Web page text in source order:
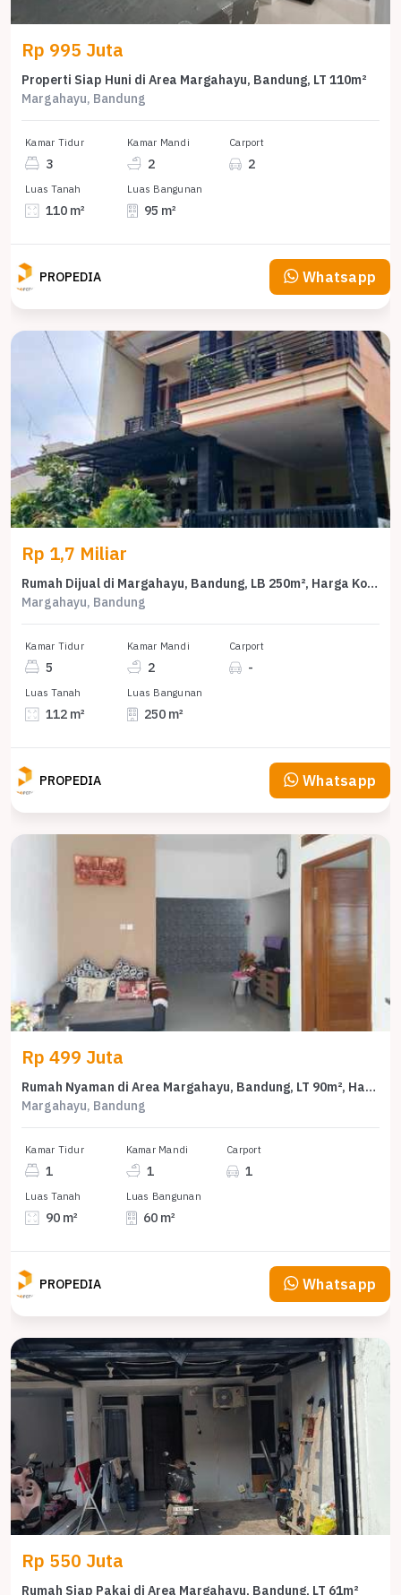
Rp 995 Juta
Properti Siap Huni di Area Margahayu, Bandung, LT 110m²
Margahayu, Bandung
Kamar Tidur
3
Kamar Mandi
2
Carport
2
Luas Tanah
110 m²
Luas Bangunan
95 m²
PROPEDIA Whatsapp
Rp 1,7 Miliar
Rumah Dijual di Margahayu, Bandung, LB 250m², Harga Kompetitif!
Margahayu, Bandung
Kamar Tidur
5
Kamar Mandi
2
Carport
-
Luas Tanah
112 m²
Luas Bangunan
250 m²
PROPEDIA Whatsapp
Rp 499 Juta
Rumah Nyaman di Area Margahayu, Bandung, LT 90m², Harga 499 Juta
Margahayu, Bandung
Kamar Tidur
1
Kamar Mandi
1
Carport
1
Luas Tanah
90 m²
Luas Bangunan
60 m²
PROPEDIA Whatsapp
Rp 550 Juta
Rumah Siap Pakai di Area Margahayu, Bandung, LT 61m²